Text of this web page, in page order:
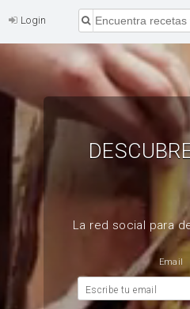
Login
La red social para
Email
Escribe tu email